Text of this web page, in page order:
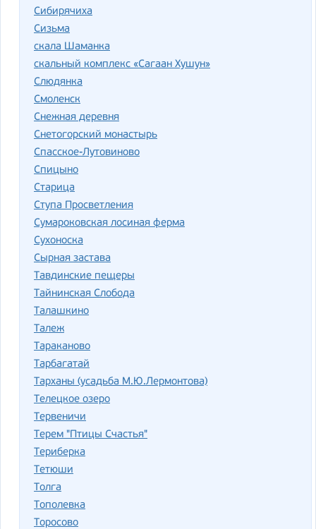
Сибирячиха
Сизьма
скала Шаманка
скальный комплекс «Сагаан Хушун»
Слюдянка
Смоленск
Снежная деревня
Снетогорский монастырь
Спасское-Лутовиново
Спицыно
Старица
Ступа Просветления
Сумароковская лосиная ферма
Сухоноска
Сырная застава
Тавдинские пещеры
Тайнинская Слобода
Талашкино
Талеж
Тараканово
Тарбагатай
Тарханы (усадьба М.Ю.Лермонтова)
Телецкое озеро
Тервеничи
Терем "Птицы Счастья"
Териберка
Тетюши
Толга
Тополевка
Торосово